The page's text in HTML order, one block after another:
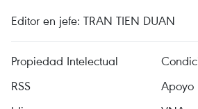
Editor en jefe: TRAN TIEN DUAN
Propiedad Intelectual
RSS
Apoyo